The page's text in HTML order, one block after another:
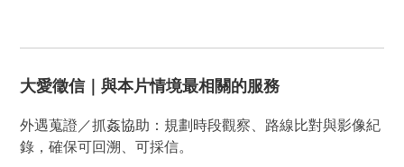
大愛徵信｜與本片情境最相關的服務
外遇蒐證／抓姦協助：規劃時段觀察、路線比對與影像紀
錄，確保可回溯、可採信。